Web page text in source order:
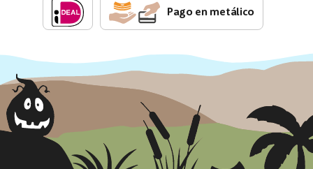
Pago en metálico